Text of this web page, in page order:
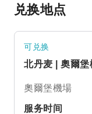
兑换地点
可兑换
北丹麦 | 奧爾堡
奧爾堡機場
服务时间